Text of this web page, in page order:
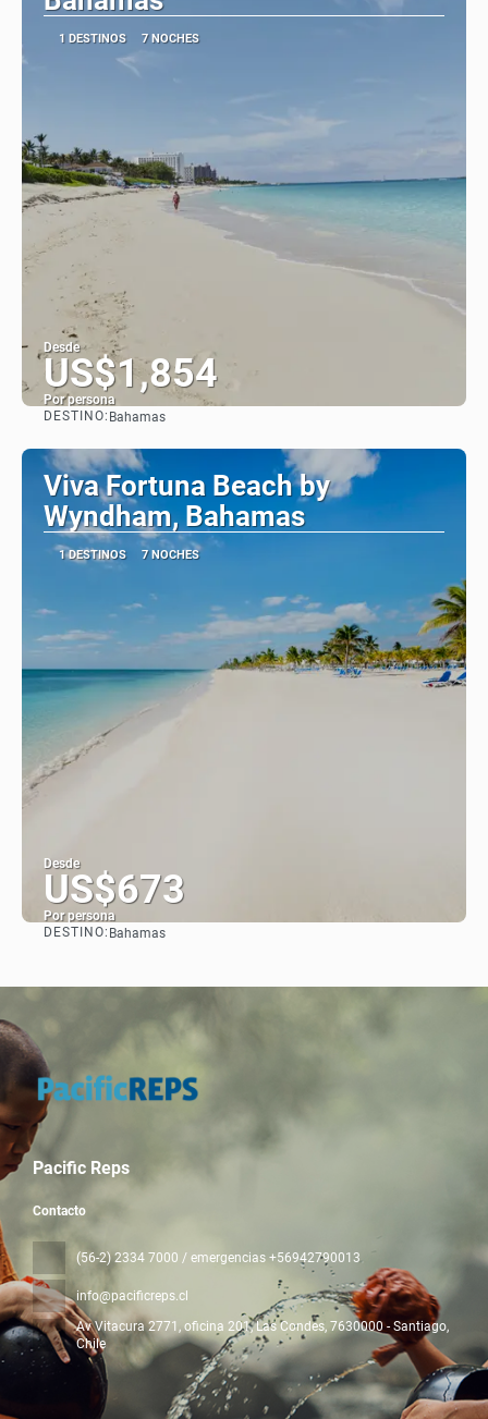
1 DESTINOS 7 NOCHES
Desde
US$1,854
Por persona
DESTINO: Bahamas
Viva Fortuna Beach by
Wyndham, Bahamas
1 DESTINOS 7 NOCHES
Desde
US$673
Por persona
DESTINO: Bahamas
Pacific Reps
Contacto
(56-2) 2334 7000 / emergencias +56942790013
info@pacificreps.cl
Av Vitacura 2771, oficina 201, Las Condes , 7630000 - Santiago,
Chile